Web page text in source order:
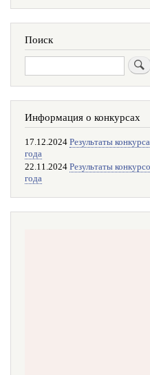
Поиск
Информация о конкурсах
17.12.2024 Результаты
года
22.11.2024 Результаты
года